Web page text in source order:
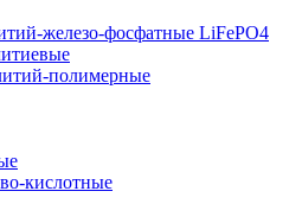
железо-фосфатные LiFePO4
полимерные
кислотные